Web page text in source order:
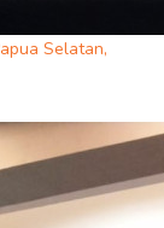
Selatan,